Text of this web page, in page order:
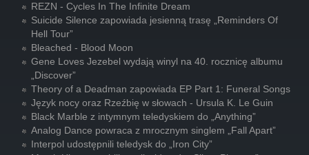
REZN - Cycles In The Infinite Dream
Suicide Silence zapowiada jesienną trasę „Reminders Of
Hell Tour”
Bleached - Blood Moon
Gene Loves Jezebel wydają winyl na 40. rocznicę albumu
„Discover”
Theory of a Deadman zapowiada EP Part 1: Funeral Songs
Język nocy oraz Rzeźbię w słowach - Ursula K. Le Guin
Black Marble z intymnym teledyskiem do „Anything”
Analog Dance powraca z mrocznym singlem „Fall Apart”
Interpol udostępnili teledysk do „Iron City”